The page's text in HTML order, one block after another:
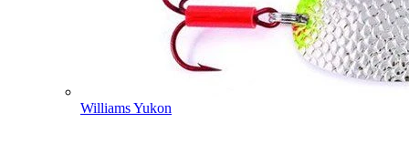
Williams Yukon